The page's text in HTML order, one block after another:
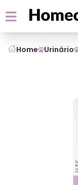
Home Urinário